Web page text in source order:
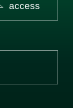
access